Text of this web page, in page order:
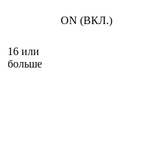
ON (ВКЛ.)
16 или
больше